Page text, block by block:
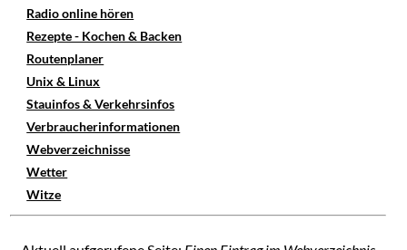
Radio online hören
Rezepte - Kochen & Backen
Routenplaner
Unix & Linux
Stauinfos & Verkehrsinfos
Verbraucherinformationen
Webverzeichnisse
Wetter
Witze